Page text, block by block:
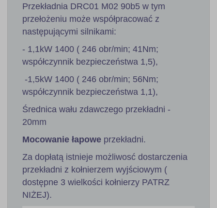
Przekładnia DRC01 M02 90b5 w tym
przełożeniu może współpracować z
następującymi silnikami:
- 1,1kW 1400 ( 246 obr/min; 41Nm;
współczynnik bezpieczeństwa 1,5),
-1,5kW 1400 ( 246 obr/min; 56Nm;
współczynnik bezpieczeństwa 1,1),
Średnica wału zdawczego przekładni -
20mm
Mocowanie łapowe przekładni.
Za dopłatą istnieje możliwosć dostarczenia
przekładni z kołnierzem wyjściowym (
dostępne 3 wielkości kołnierzy PATRZ
NIŻEJ).